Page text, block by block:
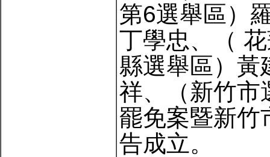
第6選舉區）
丁學忠、（
縣選舉區）黃
祥、（新竹市
罷免案暨新竹
告成立。